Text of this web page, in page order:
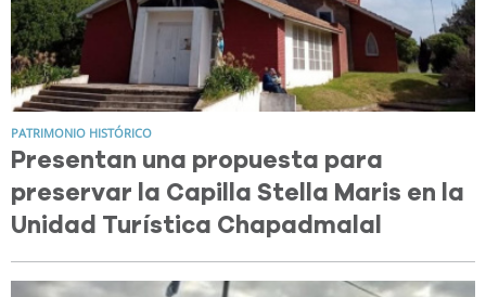
PATRIMONIO HISTÓRICO
Presentan una propuesta para
preservar la Capilla Stella Maris en la
Unidad Turística Chapadmalal